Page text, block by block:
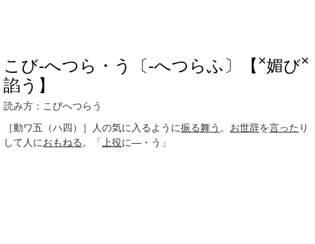
こび‐へつら・う〔‐へつらふ〕【 ×媚び×
諂う】
読み方：こびへつらう
［動ワ五（ハ四）］
人の気に入るように振る舞う 。 お世辞を言った り
して人におもねる 。「 上役に―・う」